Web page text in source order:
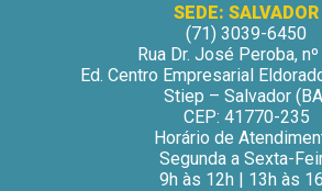
SEDE: SALVADOR
(71) 3039-6450
Rua Dr. José Peroba,
Ed. Centro Empresarial
Stiep – Salvador
CEP: 41770-235
Horário de
Segunda a Sexta-
9h às 12h | 13h às